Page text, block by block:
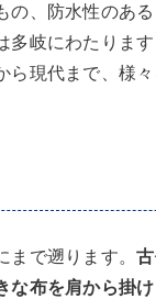
の、防水性のあ
多岐にわたりま
ら現代まで、様
まで遡ります。
な布を肩から掛